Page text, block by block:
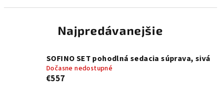
Najpredávanejšie
SOFINO SET pohodlná sedacia súprava, sivá
Dočasne nedostupné
€557